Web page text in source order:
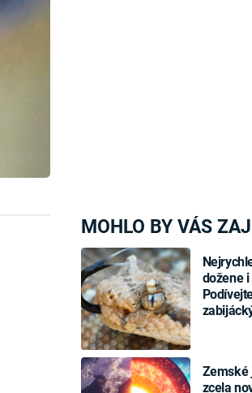
MOHLO BY VÁS
dožene
Zemské
zcela